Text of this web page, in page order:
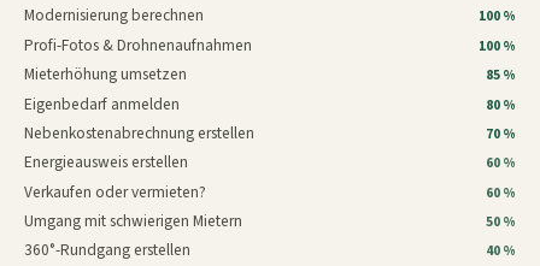
Modernisierung berechnen 100 %
Profi-Fotos & Drohnenaufnahmen 100 %
Mieterhöhung umsetzen 85 %
Eigenbedarf anmelden 80 %
Nebenkostenabrechnung erstellen 70 %
Energieausweis erstellen 60 %
Verkaufen oder vermieten? 60 %
Umgang mit schwierigen Mietern 50 %
360°-Rundgang erstellen 40 %